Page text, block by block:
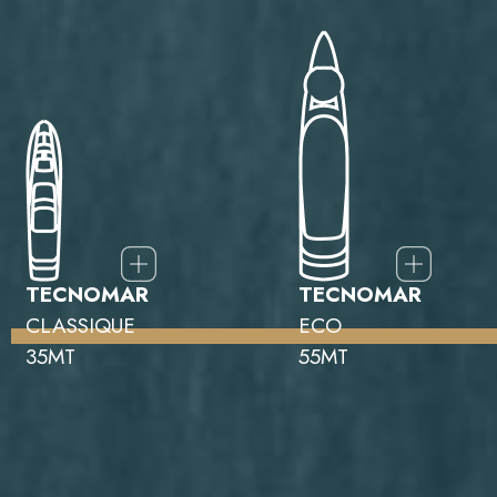
TECNOMAR
CLASSIQUE
35MT
TECNOMAR
ECO
55MT